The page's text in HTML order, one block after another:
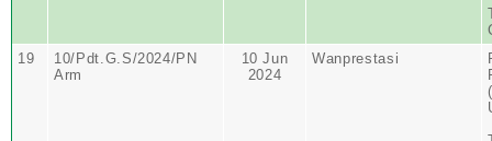
19
10/Pdt.G.S/2024/PN
Arm
10 Jun
2024
Wanprestasi